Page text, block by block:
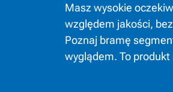
Masz wysokie
względem jakości,
Poznaj bramę
wyglądem. To